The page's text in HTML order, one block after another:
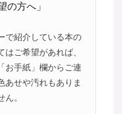
の方へ」
で紹介している本の
ご希望があれば、
お手紙」欄からご連
あせや汚れもありま
。